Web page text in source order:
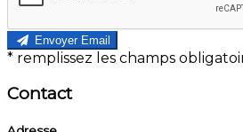
Envoyer Email
* remplissez les champs
Contact